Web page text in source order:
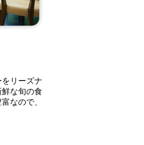
リーズナ
な旬の食
なので、